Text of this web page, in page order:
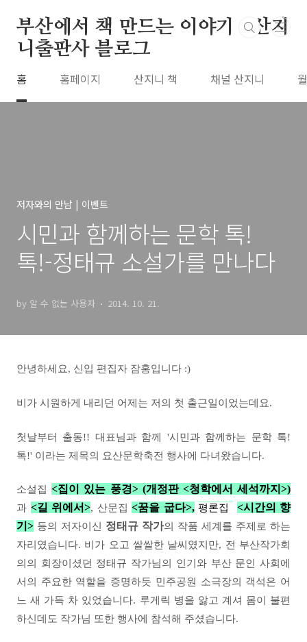
부산에서 책 만드는 이야기 : 산지
니출판사 블로그
홈 홈페이지 산지니 책 채널 산지니
저자와의 만남 | 이벤트
시민과 함께하는 문학 톡!
톡!-정태규 소설가를 만나다
by 알 수 없는 사용자 2014. 10. 21.
안녕하세요, 신입 편집자 잠홍입니다 :)
비가 시원하게 내리던 어제는 저의 첫 출근일이었는데 요.
첫날부터 출동!! 대표님과 함께
'시민과 함께하는 문학 톡!
톡!' 이라는 제목의
요산문학축전 행사에 다녀왔습니다.
소설집<집이 있는 풍경> (개정판 <청학에서 세석까지>)
과 <길 위에서>, 산문집<꿈을 굽다>, 평론집
<시간의 향
기> 등의 저자이신 정태규 작가의 작품 세계를 주제로 하는
자리였습니 다. 비가 오고 쌀쌀한 날씨였지만, 전 부산작가회
의의 회장이셨던 정태규 작가님의 인기와 부산 문인 사회에
서의 주요한 역할을 증명하듯 민주공원 소극장의 객석은 어
느 새 가득 차 있었습니다. 루게릭 병을 앓고 계셔 몸이 불편
하신데도 작가님 또한 행사에 참석해 주셨습니다.